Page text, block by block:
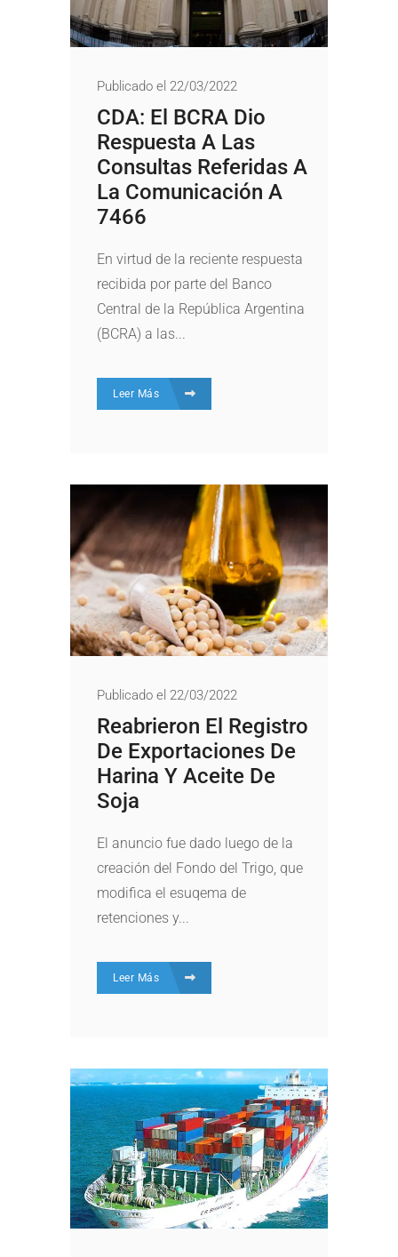
Publicado el 22/03/2022
CDA: El BCRA Dio
Respuesta A Las
Consultas Referidas A
La Comunicación A
7466
En virtud de la reciente respuesta
recibida por parte del Banco
Central de la República Argentina
(BCRA) a las...
Leer Más
Publicado el 22/03/2022
Reabrieron El Registro
De Exportaciones De
Harina Y Aceite De
Soja
El anuncio fue dado luego de la
creación del Fondo del Trigo, que
modifica el esuqema de
retenciones y...
Leer Más